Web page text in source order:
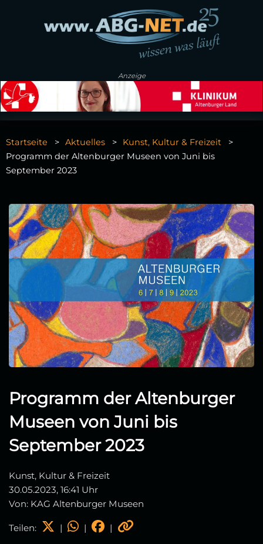
Anzeige
Startseite Aktuelles
Kunst, Kultur & Freizeit
Programm der Altenburger Museen von Juni bis
September 2023
Programm der Altenburger
Museen von Juni bis
September 2023
Kunst, Kultur & Freizeit
30.05.2023, 16:41 Uhr
Von: KAG Altenburger Museen
Teilen: | | |